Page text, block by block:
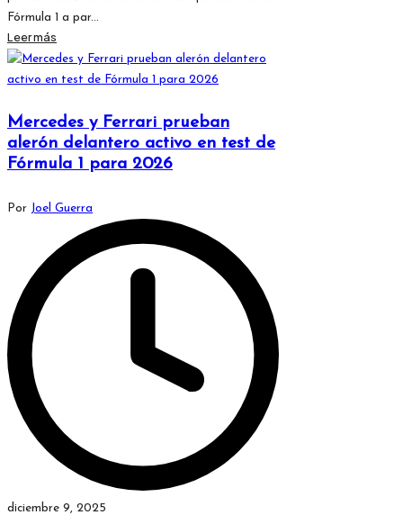
Fórmula 1 a par...
Leer más
Mercedes y Ferrari prueban
alerón delantero activo en test de
Fórmula 1 para 2026
Publicado
Por Joel Guerra
diciembre 9, 2025